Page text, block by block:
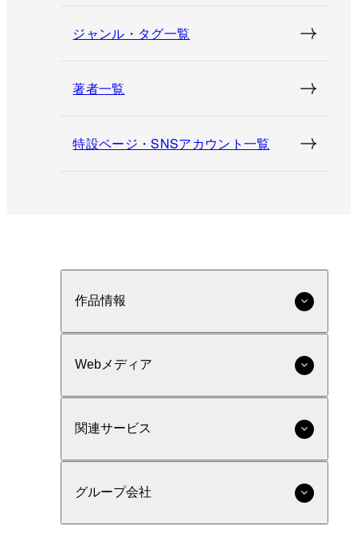
ジャンル・タグ一覧
著者一覧
特設ページ・SNSアカウント一覧
作品情報
Webメディア
関連サービス
グループ会社